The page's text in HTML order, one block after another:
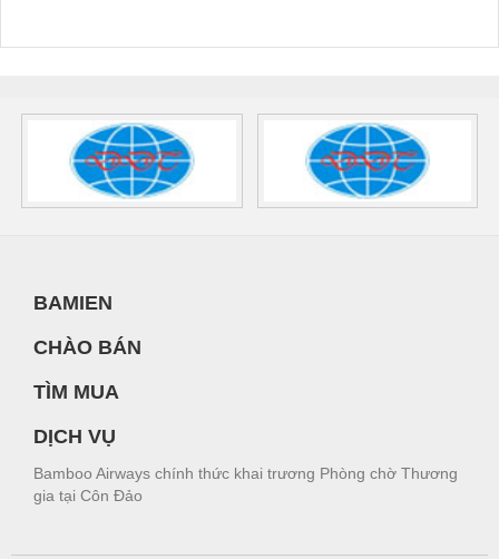
BAMIEN
CHÀO BÁN
TÌM MUA
DỊCH VỤ
Bamboo Airways chính thức khai trương Phòng chờ Thương
gia tại Côn Đảo